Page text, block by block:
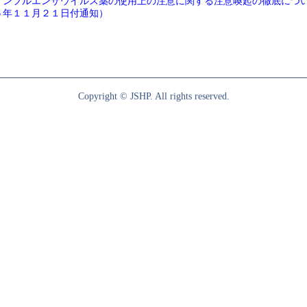
年１１月２１日付通知）
Copyright © JSHP. All rights reserved.